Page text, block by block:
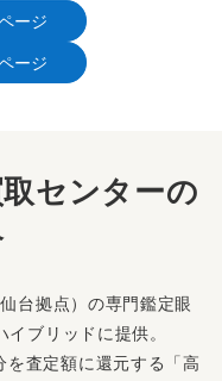
ージ
ージ
センターの
台拠点）の専門鑑定眼
ブリッドに提供。
査定額に還元する「高